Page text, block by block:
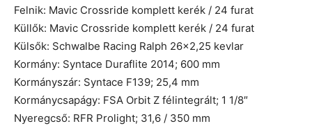
Felnik: Mavic Crossride komplett kerék / 24 furat
Küllők: Mavic Crossride komplett kerék / 24 furat
Külsők: Schwalbe Racing Ralph 26×2,25 kevlar
Kormány: Syntace Duraflite 2014; 600 mm
Kormányszár: Syntace F139; 25,4 mm
Kormánycsapágy: FSA Orbit Z félintegrált; 1 1/8″
Nyeregcső: RFR Prolight; 31,6 / 350 mm